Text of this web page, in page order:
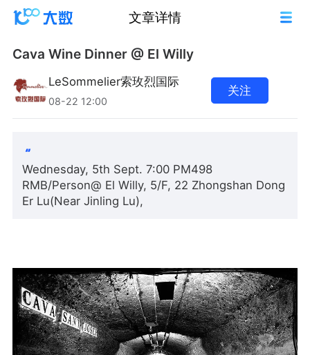
文章详情
Cava Wine Dinner @ El Willy
LeSommelier索玫烈国际
08-22 12:00
关注
Wednesday, 5th Sept. 7:00 PM498
RMB/Person@ El Willy, 5/F, 22 Zhongshan Dong
Er Lu(Near Jinling Lu),